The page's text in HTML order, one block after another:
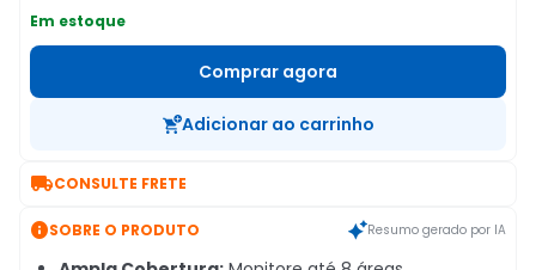
Em estoque
Comprar agora
Adicionar ao carrinho
CONSULTE FRETE
SOBRE O PRODUTO Resumo gerado por IA